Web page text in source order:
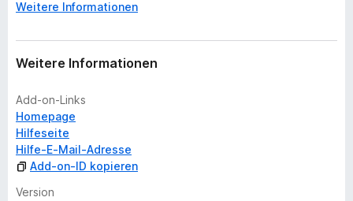
e
v
o
Weitere Informationen
Weitere Informationen
Add-on-Links
Homepage
Hilfeseite
Hilfe-E-Mail-Adresse
Add-on-ID kopieren
Version